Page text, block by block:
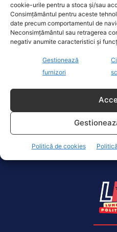
cookie-urile pentru a stoca și/sau
Consimțământul pentru aceste
date precum comportamentul de
Neconsimțământul sau retragerea
negativ anumite caracteristici și
Gestionează
furnizori
Politică de cookies
Cât de eficientă este
antiCovid. Rezultatele
unui studiu din Israel
18 Februarie 2022
A patra doză de vaccin
infectării cu Omicron,
coronavirusului, arată